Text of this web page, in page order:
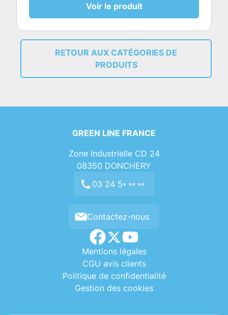
Voir le produit
RETOUR AUX CATÉGORIES DE
PRODUITS
GREEN LINE FRANCE
Zone Industrielle CD 24
08350 DONCHERY
03 24 5* ** **
Contactez-nous
Mentions légales
CGU avis clients
Politique de confidentialité
Gestion des cookies